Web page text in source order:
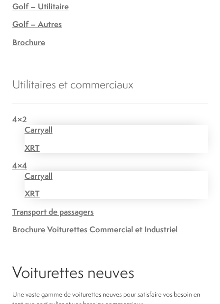
Golf – Utilitaire
Golf – Autres
Brochure
Utilitaires et commerciaux
4×2
Carryall
XRT
4×4
Carryall
XRT
Transport de passagers
Brochure Voiturettes Commercial et Industriel
Voiturettes neuves
Une vaste gamme de voiturettes neuves pour satisfaire vos besoin en